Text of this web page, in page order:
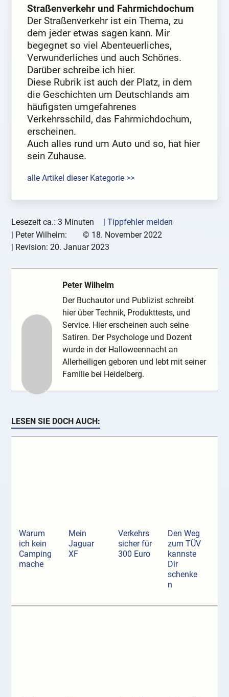
Straßenverkehr und Fahrmichdochum
Der Straßenverkehr ist ein Thema, zu
dem jeder etwas sagen kann. Mir
begegnet so viel Abenteuerliches,
Verwunderliches und auch Schönes.
Darüber schreibe ich hier.
Diese Rubrik ist auch der Platz, in dem
die Geschichten um Deutschlands am
häufigsten umgefahrenes
Verkehrsschild, das Fahrmichdochum,
erscheinen.
Auch alles rund um Auto und so, hat hier
sein Zuhause.
alle Artikel dieser Kategorie >>
Lesezeit ca.: 3 Minuten
| Tippfehler melden
| Peter Wilhelm: © 18. November 2022
| Revision:20. Januar 2023
Peter Wilhelm
Der Buchautor und Publizist schreibt
hier über Technik, Produkttests, und
Service. Hier erscheinen auch seine
Satiren. Der Psychologe und Dozent
wurde in der Halloweennacht an
Allerheiligen geboren und lebt mit seiner
Familie bei Heidelberg.
LESEN SIE DOCH AUCH:
Warum
ich kein
Camping
mache
Mein
Jaguar
XF
Verkehrs
sicher für
300 Euro
Den Weg
zum TÜV
kannste
Dir
schenke
n